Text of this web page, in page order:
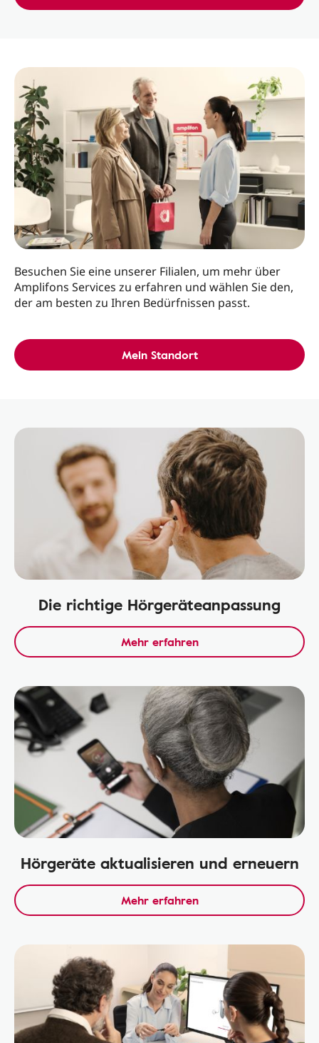
Besuchen Sie eine unserer Filialen, um mehr über
Amplifons Services zu erfahren und wählen Sie den,
der am besten zu Ihren Bedürfnissen passt.
Mein Standort
Die richtige Hörgeräteanpassung
Mehr erfahren
Hörgeräte aktualisieren und erneuern
Mehr erfahren